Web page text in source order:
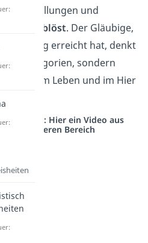
Vorstellungen und
ablöst. Der Gläubige,
erreicht hat, denkt
in Kategorien, sondern
im Leben und im Hier
vernetzt: Hier ein Video aus
einem anderen Bereich